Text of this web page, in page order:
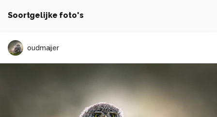
Soortgelijke foto's
oudmaijer